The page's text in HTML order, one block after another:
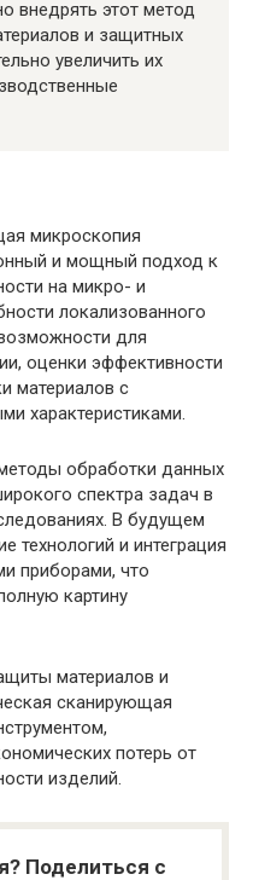
внедрять этот метод
и защитных
увеличить их
микроскопия
и мощный подход к
на микро- и
локализованного
для
оценки эффективности
материалов с
характеристиками.
обработки данных
спектра задач в
В будущем
технологий и интеграция
приборами, что
картину
материалов и
сканирующая
потерь от
изделий.
Поделиться с